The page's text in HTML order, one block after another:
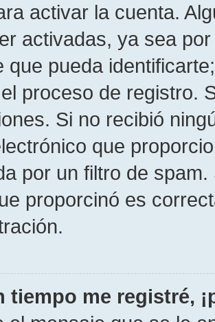
activar la cuenta.
activadas, ya sea
que pueda
proceso de registro.
Si no recibió
que
por un filtro de
proporcinó es
tiempo me registré,